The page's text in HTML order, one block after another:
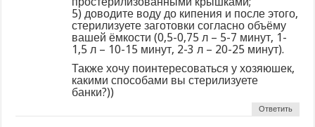
5) доводите воду до кипения и после этого,
стерилизуете заготовки согласно объёму
вашей ёмкости (0,5-0,75 л – 5-7 минут, 1-
1,5 л – 10-15 минут, 2-3 л – 20-25 минут).
Также хочу поинтересоваться у хозяюшек,
какими способами вы стерилизуете
банки?))
Ответить